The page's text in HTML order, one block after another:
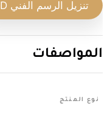
تنزيل الرسم الفني 2D
المواصفات
نوع المنتج